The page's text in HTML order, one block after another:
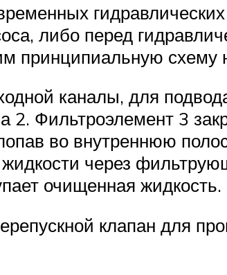
либо перед
принципиальную схему
каналы, для
2. Фильтроэлемент 3
во внутреннюю
через
очищенная жидкость.
клапан для